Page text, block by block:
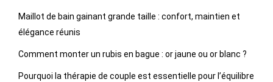
Maillot de bain gainant grande taille : confort, maintien et
élégance réunis
Comment monter un rubis en bague : or jaune ou or blanc ?
Pourquoi la thérapie de couple est essentielle pour l’équilibre